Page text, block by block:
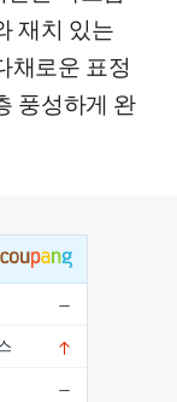
재치 있는
채로운 표정
풍성하게 완